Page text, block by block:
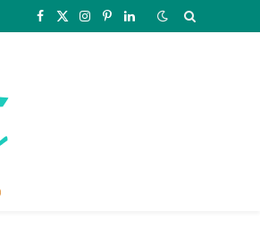
Facebook
X
Instagram
Pinterest
LinkedIn